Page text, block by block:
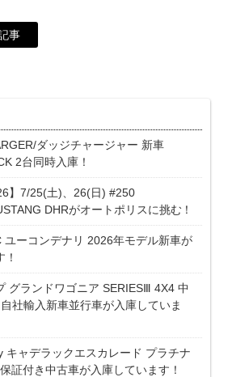
事
ダッジチャージャー 新車
2台同時入庫！
】7/25(土)、26(日) #250
DHRがオートポリスに挑む！
ユーコンデナリ 2026年モデル新車が
グランドワゴニア SERIESⅢ 4X4 中
社輸入新車並行車が入庫していま
キャデラックエスカレード プラチナ
証付き中古車が入庫しています！